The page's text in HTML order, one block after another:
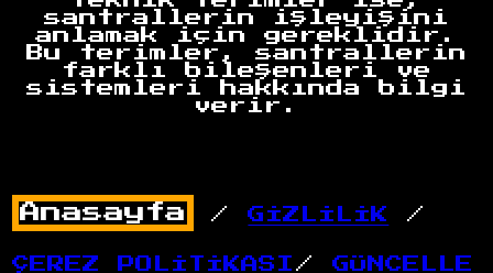
santrallerin işleyişini
anlamak için gereklidir.
Bu terimler, santrallerin
farklı bileşenleri ve
sistemleri hakkında bilgi
verir.
/ GİZLİLİK /
ÇEREZ POLİTİKASI / GÜNCELLE